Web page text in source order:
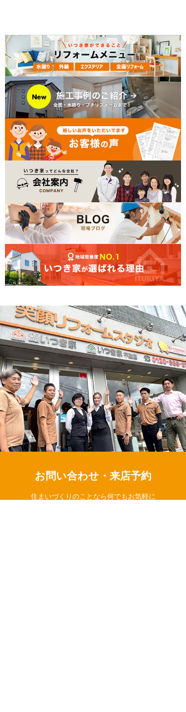
お問い合わせ・来店予約
住まいづくりのことなら何でもお気軽に